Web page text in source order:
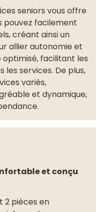
seniors vous offre
pouvez facilement
créant ainsi un
allier autonomie et
optimisé, facilitant les
les services. De plus,
variés,
et dynamique,
et conçu
2 pièces en